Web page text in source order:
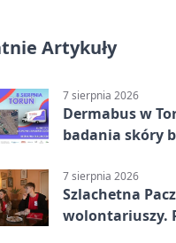
Artykuły
7 sierpnia 2026
Dermabus w
badania skóry
7 sierpnia 2026
Szlachetna
wolontariuszy.